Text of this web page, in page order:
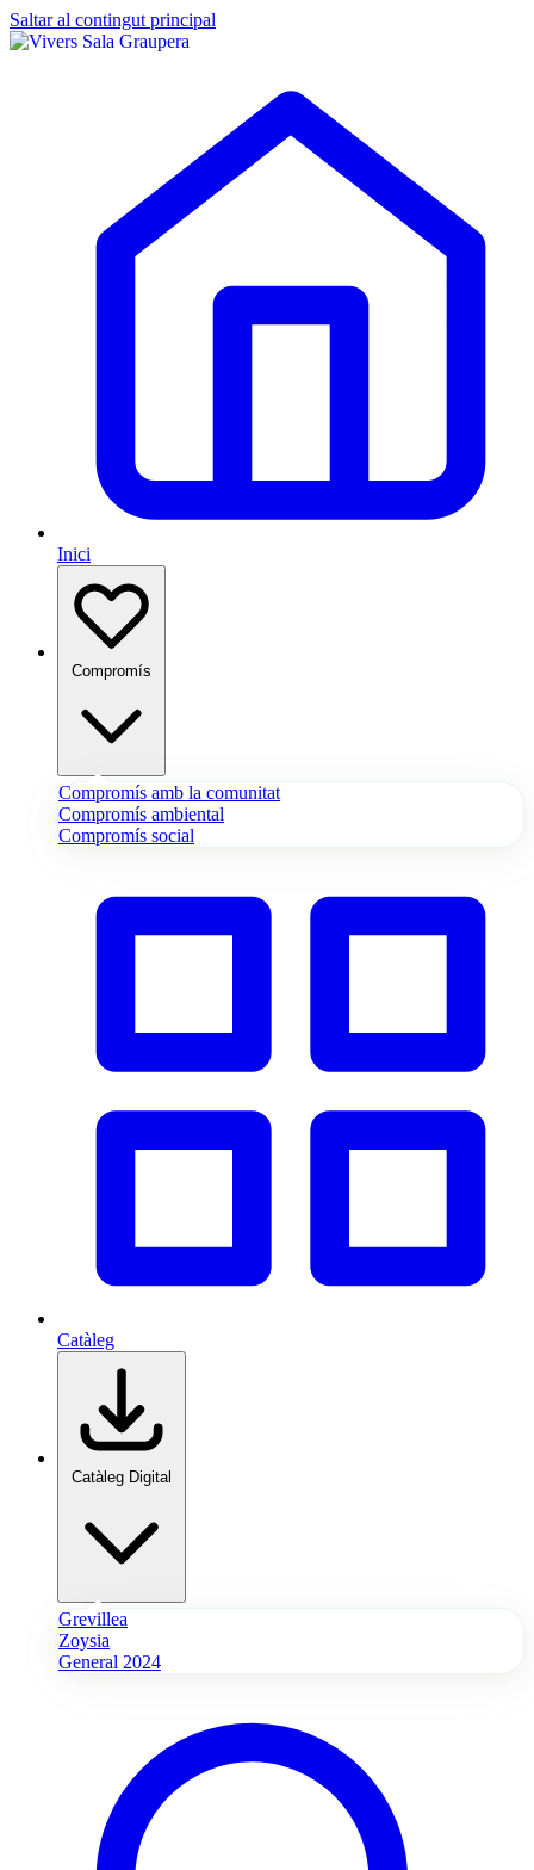
Saltar al contingut principal
Inici
Compromís
Compromís amb la comunitat
Compromís ambiental
Compromís social
Catàleg
Catàleg Digital
Grevillea
Zoysia
General 2024